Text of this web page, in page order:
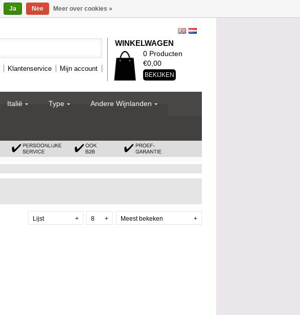
Klantenservice Mijn account
WINKELWAGEN
0 Producten
€0,00
BEKIJKEN
Italië Type Andere Wijnlanden
Meest bekeken +
8 +
Lijst +
Ja Nee Meer over cookies »